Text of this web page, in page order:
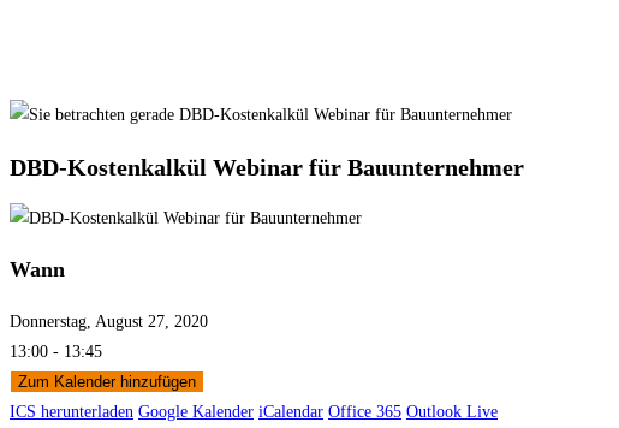
DBD-Kostenkalkül Webinar für Bauunternehmer
Wann
Donnerstag, August 27, 2020
13:00 - 13:45
Zum Kalender hinzufügen
ICS herunterladen Google Kalender iCalendar Office 365 Outlook Live